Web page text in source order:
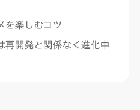
を楽しむコツ
再開発と関係なく進化中